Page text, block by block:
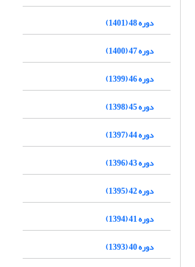
دوره 48 (1401)
دوره 47 (1400)
دوره 46 (1399)
دوره 45 (1398)
دوره 44 (1397)
دوره 43 (1396)
دوره 42 (1395)
دوره 41 (1394)
دوره 40 (1393)